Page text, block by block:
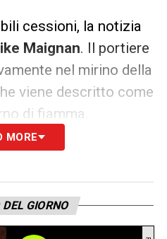
cessioni, la notizia
Maignan. Il portiere
nel mirino della
viene descritto come
di fiamma.
valutando un
è totale e la
alternative di alto
MORE
GIORNO